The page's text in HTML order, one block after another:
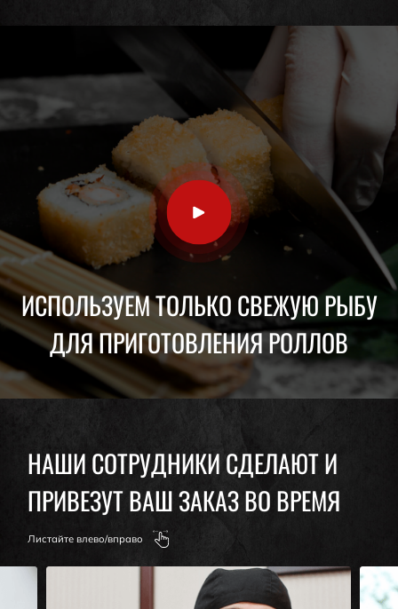
ИСПОЛЬЗУЕМ ТОЛЬКО СВЕЖУЮ РЫБУ
ДЛЯ ПРИГОТОВЛЕНИЯ РОЛЛОВ
НАШИ СОТРУДНИКИ СДЕЛАЮТ И
ПРИВЕЗУТ ВАШ ЗАКАЗ ВО ВРЕМЯ
Листайте влево/вправо